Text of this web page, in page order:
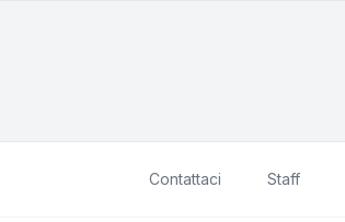
Contattaci Staff